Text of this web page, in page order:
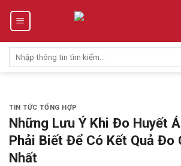
kiếm:
TIN TỨC TỔNG HỢP
Những Lưu Ý Khi Đo Huyết
Phải Biết Để Có Kết Quả Đo
Nhất